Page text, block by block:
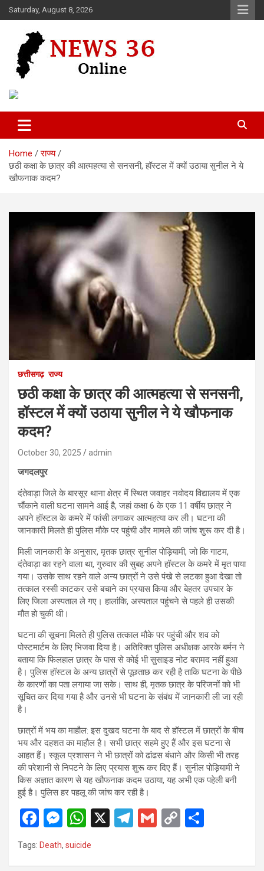
Skip
to
Saturday, August 8, 2026
News 36
Home
राज्य
छठी कक्षा के छात्र की आत्महत्या से सनसनी, हॉस्टल में क्यों उठाया सुनील ने ये
खौफनाक कदम?
छत्तीसगढ़ राज्य
छठी कक्षा के छात्र की आत्महत्या से सनसनी,
हॉस्टल में क्यों उठाया सुनील ने ये खौफनाक
कदम?
October 30, 2025 admin
जगदलपुर
दंतेवाड़ा जिले के बारसूर थाना क्षेत्र में स्थित जवाहर नवोदय विद्यालय में एक
चौंकाने वाली घटना सामने आई है, जहां कक्षा 6 के एक 11 वर्षीय छात्र ने
अपने हॉस्टल के कमरे में फांसी लगाकर आत्महत्या कर ली। घटना की
जानकारी मिलते ही पुलिस मौके पर पहुंची और मामले की जांच शुरू कर दी है।
मिली जानकारी के अनुसार, मृतक छात्र सुनील पोड़ियामी, जो कि गाटम,
दंतेवाड़ा का रहने वाला था, गुरुवार की सुबह अपने हॉस्टल के कमरे में मृत पाया
गया। उसके साथ रहने वाले अन्य छात्रों ने उसे पंखे से लटका हुआ देखा तो
तत्काल रस्सी काटकर उसे बचाने का प्रयास किया और बेहतर उपचार के
लिए जिला अस्पताल ले गए। हालांकि, अस्पताल पहुंचने से पहले ही उसकी
मौत हो चुकी थी।
घटना की सूचना मिलते ही पुलिस तत्काल मौके पर पहुंची और शव को
पोस्टमार्टम के लिए भिजवा दिया है। अतिरिक्त पुलिस अधीक्षक आरके बर्मन ने
बताया कि फिलहाल छात्र के पास से कोई भी सुसाइड नोट बरामद नहीं हुआ
है। पुलिस हॉस्टल के अन्य छात्रों से पूछताछ कर रही है ताकि घटना के पीछे
के कारणों का पता लगाया जा सके। साथ ही, मृतक छात्र के परिजनों को भी
सूचित कर दिया गया है और उनसे भी घटना के संबंध में जानकारी ली जा रही
है।
छात्रों में भय का माहौल: इस दुखद घटना के बाद से हॉस्टल में छात्रों के बीच
भय और दहशत का माहौल है। सभी छात्र सहमे हुए हैं और इस घटना से
आहत हैं। स्कूल प्रशासन ने भी छात्रों को ढांढस बंधाने और किसी भी तरह
की परेशानी से निपटने के लिए प्रयास शुरू कर दिए हैं। सुनील पोड़ियामी ने
किस अज्ञात कारण से यह खौफनाक कदम उठाया, यह अभी एक पहेली बनी
हुई है। पुलिस हर पहलू की जांच कर रही है।
F
a
ce
M
es
se
W
at
X
T
G
C
Tags: Death, suicide